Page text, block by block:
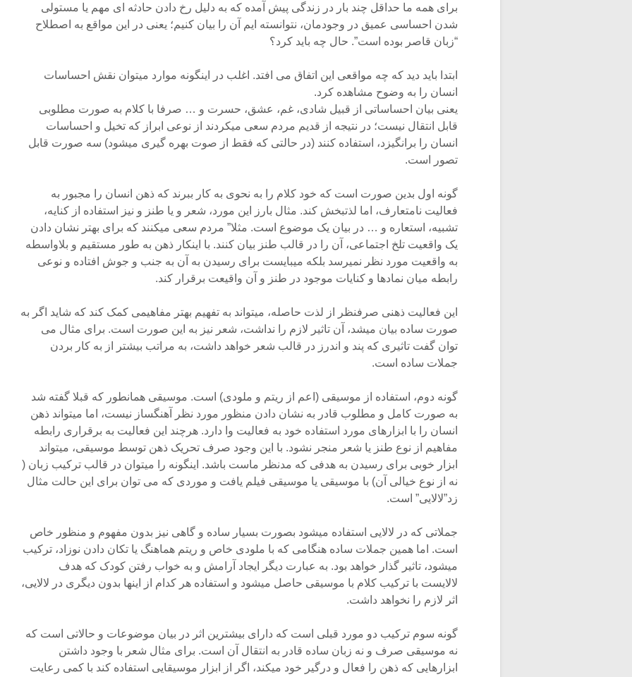
برای همه ما حداقل چند بار در زندگی پیش آمده که به دلیل رخ دادن حادثه ای مهم یا مستولی
شدن احساسی عمیق در وجودمان، نتوانسته ایم آن را بیان کنیم؛ یعنی در این مواقع به اصطلاح
“زبان قاصر بوده است”. حال چه باید کرد؟
ابتدا باید دید که چه مواقعی این اتفاق می افتد. اغلب در اینگونه موارد میتوان نقش احساسات
انسان را به وضوح مشاهده کرد.
یعنی بیان احساساتی از قبیل شادی، غم، عشق، حسرت و … صرفا با کلام به صورت مطلوبی
قابل انتقال نیست؛ در نتیجه از قدیم مردم سعی میکردند از نوعی ابراز که تخیل و احساسات
انسان را برانگیزد، استفاده کنند (در حالتی که فقط از صوت بهره گیری میشود) سه صورت قابل
تصور است.
گونه اول بدین صورت است که خود کلام را به نحوی به کار ببرند که ذهن انسان را مجبور به
فعالیت نامتعارف، اما لذتبخش کند. مثال بارز این مورد، شعر و یا طنز و نیز استفاده از کنایه،
تشبیه، استعاره و … در بیان یک موضوع است. مثلا” مردم سعی میکنند که برای بهتر نشان دادن
یک واقعیت تلخ اجتماعی، آن را در قالب طنز بیان کنند. با اینکار ذهن به طور مستقیم و بلاواسطه
به واقعیت مورد نظر نمیرسد بلکه میبایست برای رسیدن به آن به جنب و جوش افتاده و نوعی
رابطه میان نمادها و کنایات موجود در طنز و آن واقیعت برقرار کند.
این فعالیت ذهنی صرفنظر از لذت حاصله، میتواند به تفهیم بهتر مفاهیمی کمک کند که شاید اگر به
صورت ساده بیان میشد، آن تاثیر لازم را نداشت، شعر نیز به این صورت است. برای مثال می
توان گفت تاثیری که پند و اندرز در قالب شعر خواهد داشت، به مراتب بیشتر از به کار بردن
جملات ساده است.
گونه دوم، استفاده از موسیقی (اعم از ریتم و ملودی) است. موسیقی همانطور که قبلا گفته شد
به صورت کامل و مطلوب قادر به نشان دادن منظور مورد نظر آهنگساز نیست، اما میتواند ذهن
انسان را با ابزارهای مورد استفاده خود به فعالیت وا دارد. هرچند این فعالیت به برقراری رابطه
مفاهیم از نوع طنز یا شعر منجر نشود. با این وجود صرف تحریک ذهن توسط موسیقی، میتواند
ابزار خوبی برای رسیدن به هدفی که مدنظر ماست باشد. اینگونه را میتوان در قالب ترکیب زبان (
نه از نوع خیالی آن) با موسیقی یا موسیقی فیلم یافت و موردی که می توان برای این حالت مثال
زد”لالایی” است.
جملاتی که در لالایی استفاده میشود بصورت بسیار ساده و گاهی نیز بدون مفهوم و منظور خاص
است. اما همین جملات ساده هنگامی که با ملودی خاص و ریتم هماهنگ یا تکان دادن نوزاد، ترکیب
میشود، تاثیر گذار خواهد بود. به عبارت دیگر ایجاد آرامش و به خواب رفتن کودک که هدف
لالایست با ترکیب کلام با موسیقی حاصل میشود و استفاده هر کدام از اینها بدون دیگری در لالایی،
اثر لازم را نخواهد داشت.
گونه سوم ترکیب دو مورد قبلی است که دارای بیشترین اثر در بیان موضوعات و حالاتی است که
نه موسیقی صرف و نه زبان ساده قادر به انتقال آن است. برای مثال شعر با وجود داشتن
ابزارهایی که ذهن را فعال و درگیر خود میکند، اگر از ابزار موسیقایی استفاده کند با کمی رعایت